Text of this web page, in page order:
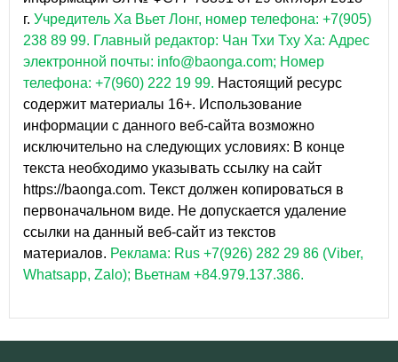
г. Учредитель Ха Вьет Лонг, номер телефона: +7(905)
238 89 99. Главный редактор: Чан Тхи Тху Ха: Адрес
электронной почты: info@baonga.com; Номер
телефона: +7(960) 222 19 99. Настоящий ресурс
содержит материалы 16+. Использование
информации с данного веб-сайта возможно
исключительно на следующих условиях: В конце
текста необходимо указывать ссылку на сайт
https://baonga.com. Текст должен копироваться в
первоначальном виде. Не допускается удаление
ссылки на данный веб-сайт из текстов
материалов. Реклама: Rus +7(926) 282 29 86 (Viber,
Whatsapp, Zalo); Вьетнам +84.979.137.386.